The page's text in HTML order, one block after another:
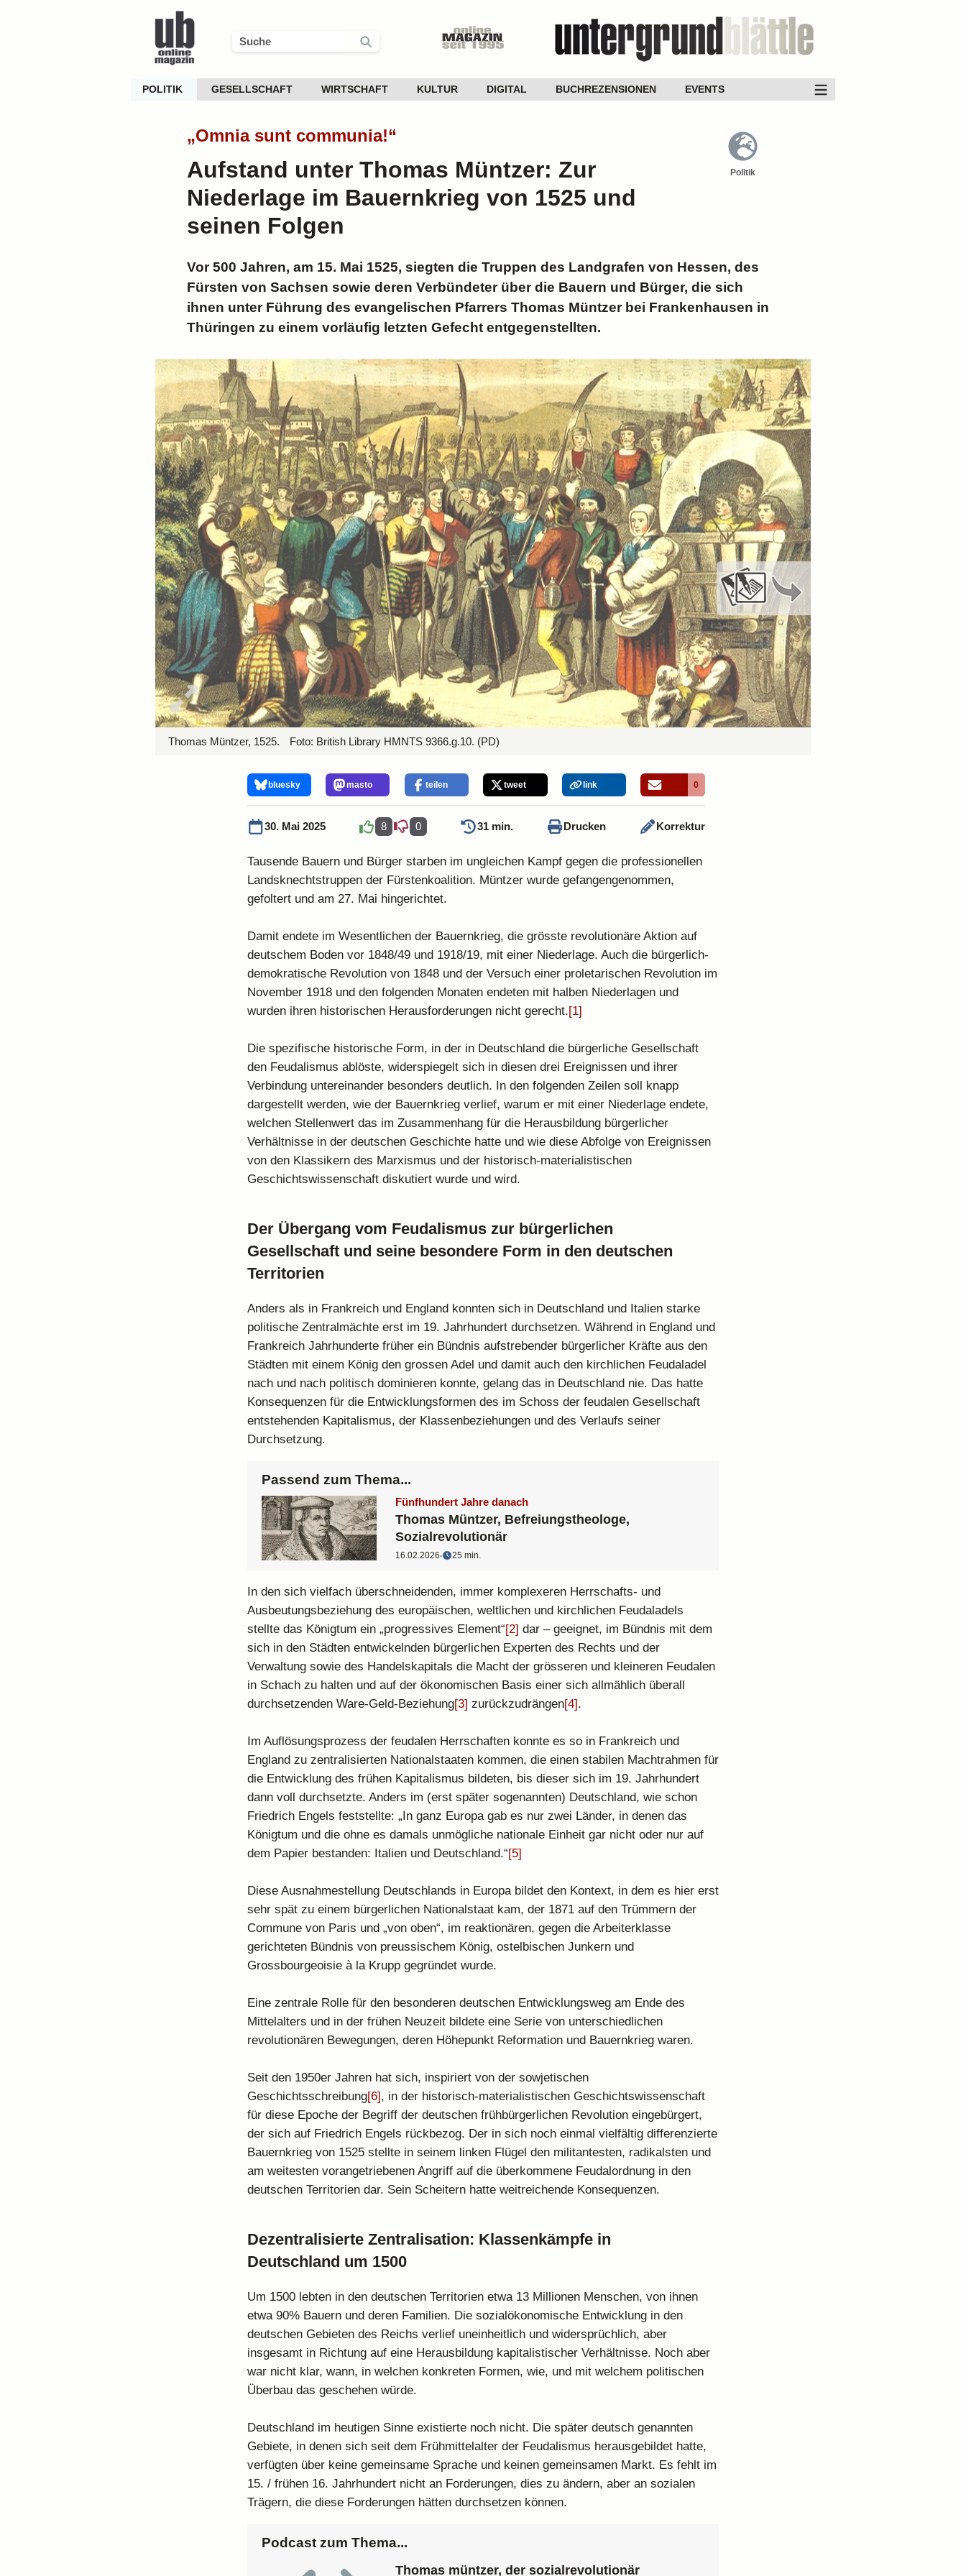
POLITIK GESELLSCHAFT WIRTSCHAFT KULTUR DIGITAL BUCHREZENSIONEN EVENTS
„Omnia sunt communia!“
Aufstand unter Thomas Müntzer: Zur
Niederlage im Bauernkrieg von 1525 und
seinen Folgen
Politik
Vor 500 Jahren, am 15. Mai 1525, siegten die Truppen des Landgrafen von Hessen, des
Fürsten von Sachsen sowie deren Verbündeter über die Bauern und Bürger, die sich
ihnen unter Führung des evangelischen Pfarrers Thomas Müntzer bei Frankenhausen in
Thüringen zu einem vorläufig letzten Gefecht entgegenstellten.
Thomas Müntzer, 1525. Foto: British Library HMNTS 9366.g.10. (PD)
bluesky masto teilen tweet link 0
30. Mai 2025 8 0 31 min. Drucken Korrektur
Tausende Bauern und Bürger starben im ungleichen Kampf gegen die professionellen
Landsknechtstruppen der Fürstenkoalition. Müntzer wurde gefangengenommen,
gefoltert und am 27. Mai hingerichtet.
Damit endete im Wesentlichen der Bauernkrieg, die grösste revolutionäre Aktion auf
deutschem Boden vor 1848/49 und 1918/19, mit einer Niederlage. Auch die bürgerlich-
demokratische Revolution von 1848 und der Versuch einer proletarischen Revolution im
November 1918 und den folgenden Monaten endeten mit halben Niederlagen und
wurden ihren historischen Herausforderungen nicht gerecht.[1]
Die spezifische historische Form, in der in Deutschland die bürgerliche Gesellschaft
den Feudalismus ablöste, widerspiegelt sich in diesen drei Ereignissen und ihrer
Verbindung untereinander besonders deutlich. In den folgenden Zeilen soll knapp
dargestellt werden, wie der Bauernkrieg verlief, warum er mit einer Niederlage endete,
welchen Stellenwert das im Zusammenhang für die Herausbildung bürgerlicher
Verhältnisse in der deutschen Geschichte hatte und wie diese Abfolge von Ereignissen
von den Klassikern des Marxismus und der historisch-materialistischen
Geschichtswissenschaft diskutiert wurde und wird.
Der Übergang vom Feudalismus zur bürgerlichen
Gesellschaft und seine besondere Form in den deutschen
Territorien
Anders als in Frankreich und England konnten sich in Deutschland und Italien starke
politische Zentralmächte erst im 19. Jahrhundert durchsetzen. Während in England und
Frankreich Jahrhunderte früher ein Bündnis aufstrebender bürgerlicher Kräfte aus den
Städten mit einem König den grossen Adel und damit auch den kirchlichen Feudaladel
nach und nach politisch dominieren konnte, gelang das in Deutschland nie. Das hatte
Konsequenzen für die Entwicklungsformen des im Schoss der feudalen Gesellschaft
entstehenden Kapitalismus, der Klassenbeziehungen und des Verlaufs seiner
Durchsetzung.
Passend zum Thema...
Fünfhundert Jahre danach
Thomas Müntzer, Befreiungstheologe,
Sozialrevolutionär
16.02.2026‧ 25 min.
In den sich vielfach überschneidenden, immer komplexeren Herrschafts- und
Ausbeutungsbeziehung des europäischen, weltlichen und kirchlichen Feudaladels
stellte das Königtum ein „progressives Element“[2] dar – geeignet, im Bündnis mit dem
sich in den Städten entwickelnden bürgerlichen Experten des Rechts und der
Verwaltung sowie des Handelskapitals die Macht der grösseren und kleineren Feudalen
in Schach zu halten und auf der ökonomischen Basis einer sich allmählich überall
durchsetzenden Ware-Geld-Beziehung[3] zurückzudrängen[4] .
Im Auflösungsprozess der feudalen Herrschaften konnte es so in Frankreich und
England zu zentralisierten Nationalstaaten kommen, die einen stabilen Machtrahmen für
die Entwicklung des frühen Kapitalismus bildeten, bis dieser sich im 19. Jahrhundert
dann voll durchsetzte. Anders im (erst später sogenannten) Deutschland, wie schon
Friedrich Engels feststellte: „In ganz Europa gab es nur zwei Länder, in denen das
Königtum und die ohne es damals unmögliche nationale Einheit gar nicht oder nur auf
dem Papier bestanden: Italien und Deutschland.“[5]
Diese Ausnahmestellung Deutschlands in Europa bildet den Kontext, in dem es hier erst
sehr spät zu einem bürgerlichen Nationalstaat kam, der 1871 auf den Trümmern der
Commune von Paris und „von oben“, im reaktionären, gegen die Arbeiterklasse
gerichteten Bündnis von preussischem König, ostelbischen Junkern und
Grossbourgeoisie à la Krupp gegründet wurde.
Eine zentrale Rolle für den besonderen deutschen Entwicklungsweg am Ende des
Mittelalters und in der frühen Neuzeit bildete eine Serie von unterschiedlichen
revolutionären Bewegungen, deren Höhepunkt Reformation und Bauernkrieg waren.
Seit den 1950er Jahren hat sich, inspiriert von der sowjetischen
Geschichtsschreibung[6] , in der historisch-materialistischen Geschichtswissenschaft
für diese Epoche der Begriff der deutschen frühbürgerlichen Revolution eingebürgert,
der sich auf Friedrich Engels rückbezog. Der in sich noch einmal vielfältig differenzierte
Bauernkrieg von 1525 stellte in seinem linken Flügel den militantesten, radikalsten und
am weitesten vorangetriebenen Angriff auf die überkommene Feudalordnung in den
deutschen Territorien dar. Sein Scheitern hatte weitreichende Konsequenzen.
Dezentralisierte Zentralisation: Klassenkämpfe in
Deutschland um 1500
Um 1500 lebten in den deutschen Territorien etwa 13 Millionen Menschen, von ihnen
etwa 90% Bauern und deren Familien. Die sozialökonomische Entwicklung in den
deutschen Gebieten des Reichs verlief uneinheitlich und widersprüchlich, aber
insgesamt in Richtung auf eine Herausbildung kapitalistischer Verhältnisse. Noch aber
war nicht klar, wann, in welchen konkreten Formen, wie, und mit welchem politischen
Überbau das geschehen würde.
Deutschland im heutigen Sinne existierte noch nicht. Die später deutsch genannten
Gebiete, in denen sich seit dem Frühmittelalter der Feudalismus herausgebildet hatte,
verfügten über keine gemeinsame Sprache und keinen gemeinsamen Markt. Es fehlt im
15. / frühen 16. Jahrhundert nicht an Forderungen, dies zu ändern, aber an sozialen
Trägern, die diese Forderungen hätten durchsetzen können.
Podcast zum Thema...
Thomas müntzer, der sozialrevolutionär